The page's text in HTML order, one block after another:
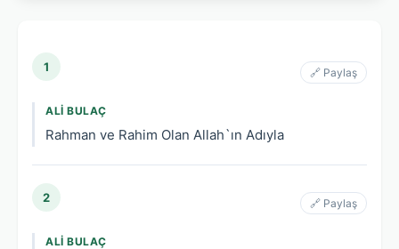
1 🔗 Paylaş
ALI BULAÇ
Rahman ve Rahim Olan Allah`ın Adıyla
2 🔗 Paylaş
ALI BULAÇ